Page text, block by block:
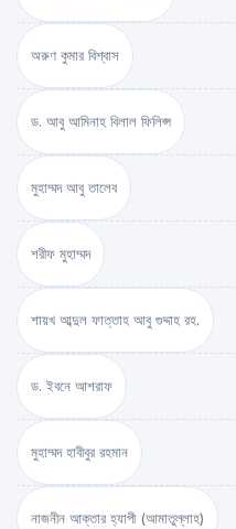
অরুণ কুমার বিশ্বাস
ড. আবু আমিনাহ বিলাল ফিলিপ্স
মুহাম্মদ আবু তালেব
শরীফ মুহাম্মদ
শায়খ আব্দুল ফাত্তাহ আবু গুদ্দাহ রহ.
ড. ইবনে আশরাফ
মুহাম্মদ হাবীবুর রহমান
নাজনীন আক্তার হ্যাপী (আমাতুল্লাহ)